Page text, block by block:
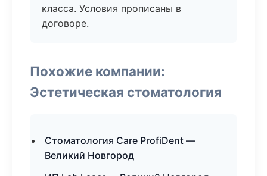
класса. Условия прописаны в
договоре.
Похожие компании:
Эстетическая стоматология
Стоматология Care ProfiDent —
Великий Новгород